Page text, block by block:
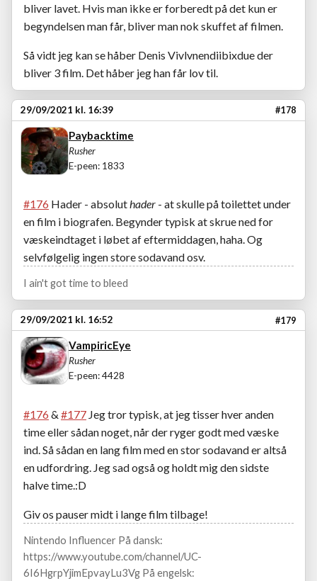
bliver lavet. Hvis man ikke er forberedt på det kun er
begyndelsen man får, bliver man nok skuffet af filmen.
Så vidt jeg kan se håber Denis Vivlvnendiibixdue der
bliver 3 film. Det håber jeg han får lov til.
29/09/2021 kl. 16:39 #178
Paybacktime
Rusher
E-peen: 1833
#176 Hader - absoluthader - at skulle på toilettet under
en film i biografen. Begynder typisk at skrue ned for
væskeindtaget i løbet af eftermiddagen, haha. Og
selvfølgelig ingen store sodavand osv.
I ain't got time to bleed
29/09/2021 kl. 16:52 #179
VampiricEye
Rusher
E-peen: 4428
#176 & #177 Jeg tror typisk, at jeg tisser hver anden
time eller sådan noget, når der ryger godt med væske
ind. Så sådan en lang film med en stor sodavand er altså
en udfordring. Jeg sad også og holdt mig den sidste
halve time.:D
Giv os pauser midt i lange film tilbage!
Nintendo Influencer På dansk:
https://www.youtube.com/channel/UC-
6I6HgrpYjimEpvayLu3Vg På engelsk: